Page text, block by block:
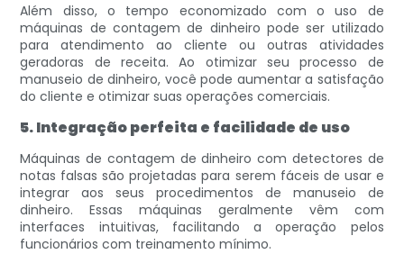
Além disso, o tempo economizado com o uso de
máquinas de contagem de dinheiro pode ser utilizado
para atendimento ao cliente ou outras atividades
geradoras de receita. Ao otimizar seu processo de
manuseio de dinheiro, você pode aumentar a satisfação
do cliente e otimizar suas operações comerciais.
5. Integração perfeita e facilidade de uso
Máquinas de contagem de dinheiro com detectores de
notas falsas são projetadas para serem fáceis de usar e
integrar aos seus procedimentos de manuseio de
dinheiro. Essas máquinas geralmente vêm com
interfaces intuitivas, facilitando a operação pelos
funcionários com treinamento mínimo.